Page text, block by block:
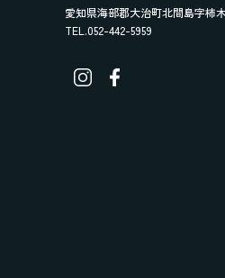
愛知県海部郡大治町北間島字柿
TEL.052-442-5959